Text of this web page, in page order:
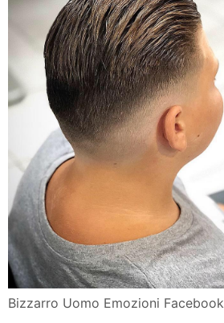
Bizzarro Uomo Emozioni Facebook